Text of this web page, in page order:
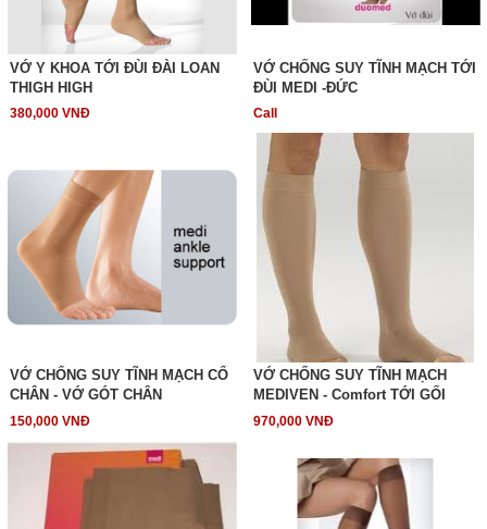
VỚ Y KHOA TỚI ĐÙI ĐÀI LOAN
THIGH HIGH
380,000 VNĐ
VỚ CHỐNG SUY TĨNH MẠCH TỚI
ĐÙI MEDI -ĐỨC
Call
VỚ CHỐNG SUY TĨNH MẠCH CỔ
CHÂN - VỚ GÓT CHÂN
150,000 VNĐ
VỚ CHỐNG SUY TĨNH MẠCH
MEDIVEN - Comfort TỚI GỐI
970,000 VNĐ